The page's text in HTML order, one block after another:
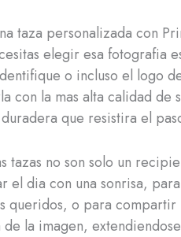
taza personalizada con
elegir esa fotografia
o incluso el logo
con la mas alta calidad de
que resistira el
tazas no son solo un
el dia con una sonrisa,
queridos, o para compartir
de la imagen,